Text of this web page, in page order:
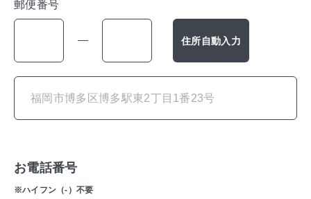
郵便番号
住所自動入力
お電話番号
※ハイフン（-）不要
2025年4月1日、サニックスグループは、